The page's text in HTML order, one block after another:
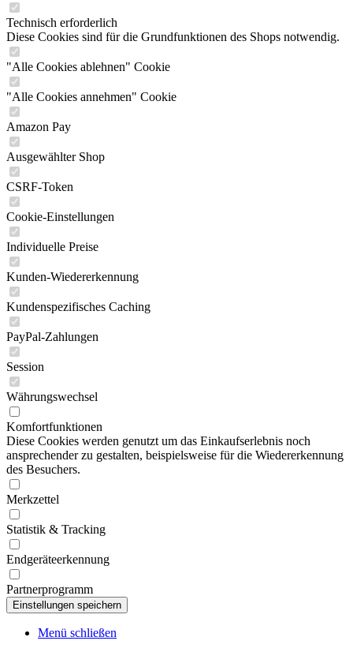
Technisch erforderlich
Diese Cookies sind für die Grundfunktionen des Shops notwendig.
"Alle Cookies ablehnen" Cookie
"Alle Cookies annehmen" Cookie
Amazon Pay
Ausgewählter Shop
CSRF-Token
Cookie-Einstellungen
Individuelle Preise
Kunden-Wiedererkennung
Kundenspezifisches Caching
PayPal-Zahlungen
Session
Währungswechsel
Komfortfunktionen
Diese Cookies werden genutzt um das Einkaufserlebnis noch
ansprechender zu gestalten, beispielsweise für die Wiedererkennung
des Besuchers.
Merkzettel
Statistik & Tracking
Endgeräteerkennung
Partnerprogramm
Menü schließen